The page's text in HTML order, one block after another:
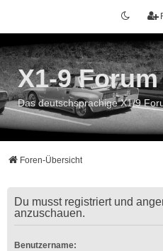
X1-9 Forum
Das deutschsprachige X1/9
Foren-Übersicht
Du musst registriert und
anzuschauen.
Benutzername: